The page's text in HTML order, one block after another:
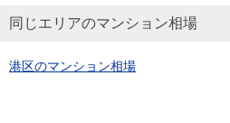
同じエリアのマンション相場
港区のマンション相場